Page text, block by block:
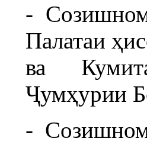
-
Палатаи
ва
Ҷумҳурии
-